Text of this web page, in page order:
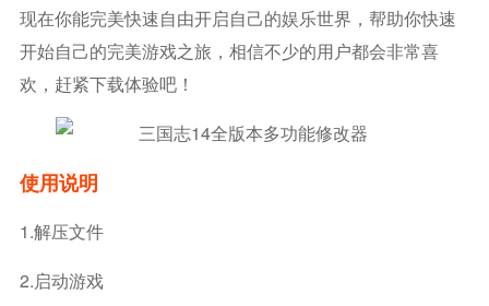
现在你能完美快速自由开启自己的娱乐世界，帮助你快速
开始自己的完美游戏之旅，相信不少的用户都会非常喜
欢，赶紧下载体验吧！
使用说明
1.解压文件
2.启动游戏